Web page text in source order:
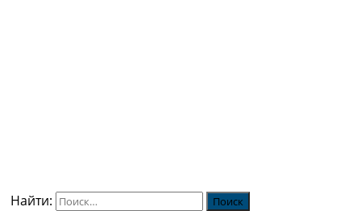
Найти: